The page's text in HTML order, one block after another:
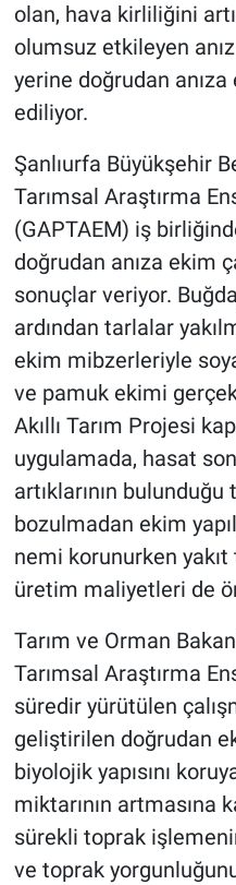
olan, hava kirliliğini
olumsuz etkileyen
yerine doğrudan
ediliyor.
Şanlıurfa Büyükşehir
Tarımsal Araştırma
(GAPTAEM) iş
doğrudan anıza ekim
sonuçlar veriyor.
ardından tarlalar
ekim mibzerleriyle
ve pamuk ekimi
Akıllı Tarım Projesi
uygulamada, hasat
artıklarının bulunduğu
bozulmadan ekim
nemi korunurken
üretim maliyetleri de
Tarım ve Orman
Tarımsal Araştırma
süredir yürütülen
geliştirilen doğrudan
biyolojik yapısını
miktarının artmasına
sürekli toprak
ve toprak